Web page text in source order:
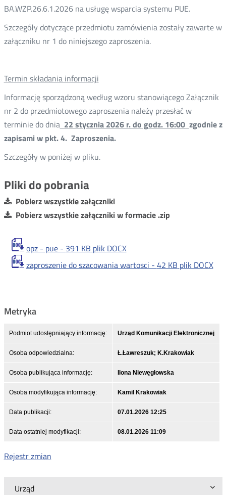
Urząd
BA.WZP.26.6.1.2026 na usługę wsparcia systemu PUE.
Szczegóły dotyczące przedmiotu zamówienia zostały zawarte w
załączniku nr 1 do niniejszego zaproszenia.
Termin składania informacji
Informację sporządzoną według wzoru stanowiącego Załącznik
nr 2 do przedmiotowego zaproszenia należy przesłać w
terminie do dnia22 stycznia 2026 r. do godz. 16:00 zgodnie z
zapisami w pkt. 4. Zaproszenia.
Szczegóły w poniżej w pliku.
Pliki do pobrania
Pobierz wszystkie załączniki
Pobierz wszystkie załączniki w formacie .zip
opz - pue - 391 KB plik DOCX
zaproszenie do szacowania wartosci - 42 KB plik DOCX
Metryka
Podmiot udostępniający informację: Urząd Komunikacji Elektronicznej
Osoba odpowiedzialna: Ł.Ławreszuk; K.Krakowiak
Osoba publikująca informację: Ilona Niewęgłowska
Osoba modyfikująca informację: Kamil Krakowiak
Data publikacji: 07.01.2026 12:25
Data ostatniej modyfikacji: 08.01.2026 11:09
Rejestr zmian